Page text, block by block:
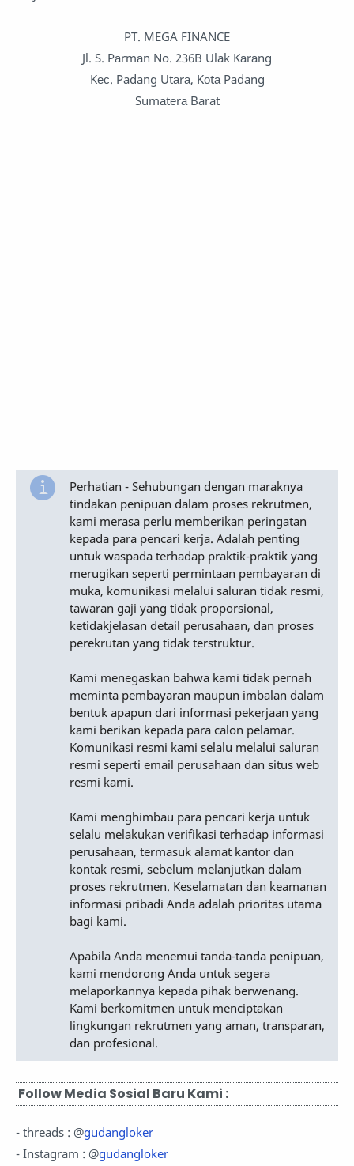
PT. MEGA FINANCE
Jl. S. Pаrmаn No. 236B Ulak Kаrаng
Kес. Padang Utаrа, Kоtа Padang
Sumаtеrа Barat
Perhatian - Sehubungan dengan maraknya
tindakan penipuan dalam proses rekrutmen,
kami merasa perlu memberikan peringatan
kepada para pencari kerja. Adalah penting
untuk waspada terhadap praktik-praktik yang
merugikan seperti permintaan pembayaran di
muka, komunikasi melalui saluran tidak resmi,
tawaran gaji yang tidak proporsional,
ketidakjelasan detail perusahaan, dan proses
perekrutan yang tidak terstruktur.
Kami menegaskan bahwa kami tidak pernah
meminta pembayaran maupun imbalan dalam
bentuk apapun dari informasi pekerjaan yang
kami berikan kepada para calon pelamar.
Komunikasi resmi kami selalu melalui saluran
resmi seperti email perusahaan dan situs web
resmi kami.
Kami menghimbau para pencari kerja untuk
selalu melakukan verifikasi terhadap informasi
perusahaan, termasuk alamat kantor dan
kontak resmi, sebelum melanjutkan dalam
proses rekrutmen. Keselamatan dan keamanan
informasi pribadi Anda adalah prioritas utama
bagi kami.
Apabila Anda menemui tanda-tanda penipuan,
kami mendorong Anda untuk segera
melaporkannya kepada pihak berwenang.
Kami berkomitmen untuk menciptakan
lingkungan rekrutmen yang aman, transparan,
dan profesional.
Follow Media Sosial Baru Kami :
- threads : @gudangloker
- Instagram : @gudangloker